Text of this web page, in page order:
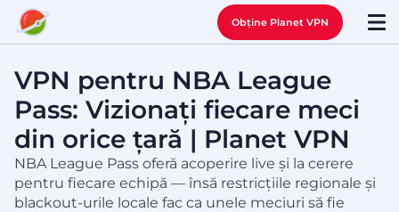
Obține Planet VPN
VPN pentru NBA League
Pass: Vizionați fiecare meci
din orice țară | Planet VPN
NBA League Pass oferă acoperire live și la cerere
pentru fiecare echipă — însă restricțiile regionale și
blackout-urile locale fac ca unele meciuri să fie